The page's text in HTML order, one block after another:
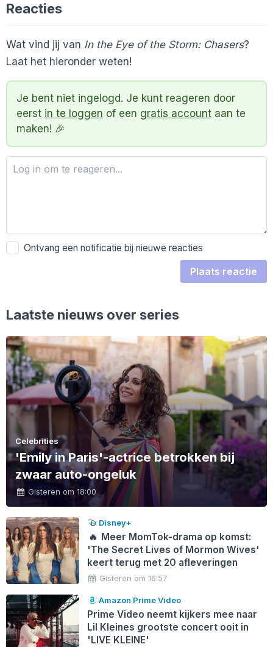
Reacties
Wat vind jij van In the Eye of the Storm: Chasers?
Laat het hieronder weten!
Je bent niet ingelogd. Je kunt reageren door
eerst in te loggen of een gratis account aan te
maken! 🎉
Ontvang een notificatie bij nieuwe reacties
Plaats reactie
Laatste nieuws over series
Celebrities
'Emily in Paris'-actrice betrokken bij
zwaar auto-ongeluk
Gisteren om 18:00
Disney+
🔥 Meer MomTok-drama op komst:
'The Secret Lives of Mormon Wives'
keert terug met 20 afleveringen
Gisteren om 16:57
Amazon Prime Video
Prime Video neemt kijkers mee naar
Lil Kleines grootste concert ooit in
'LIVE KLEINE'